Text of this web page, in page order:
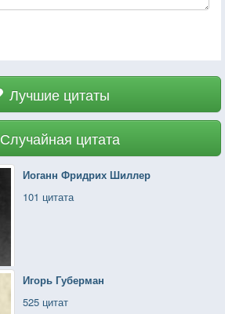
Лучшие цитаты
Случайная цитата
Иоганн Фридрих Шиллер
101 цитата
Игорь Губерман
525 цитат